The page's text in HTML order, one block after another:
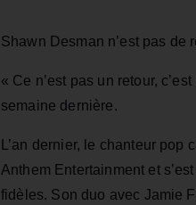
Shawn Desman n’est pas de
« Ce n’est pas un retour,
semaine dernière.
L’an dernier, le chanteur
Anthem Entertainment et
fidèles. Son duo avec Jamie